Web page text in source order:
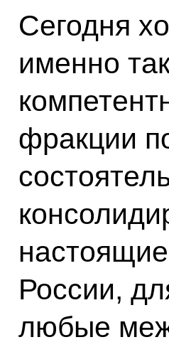
Сегодня
именно
фракции
России,
любые